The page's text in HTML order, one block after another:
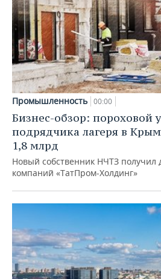
Промышленность 00:00
Бизнес-обзор: пороховой
подрядчика лагеря в
1,8 млрд
Новый собственник НЧТЗ получил
компаний «ТатПром-Холдинг»